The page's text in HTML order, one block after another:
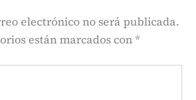
electrónico no será publicada.
están marcados con*